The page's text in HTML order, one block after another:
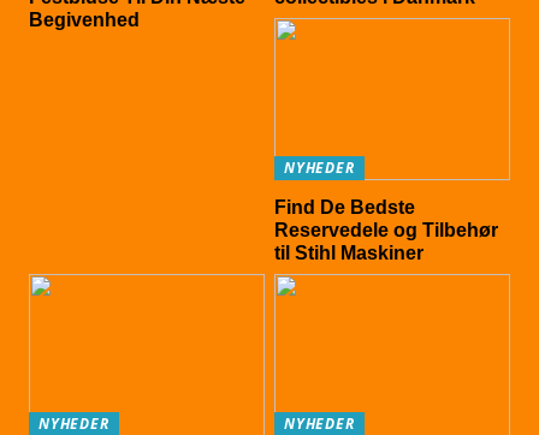
Begivenhed
NYHEDER
Find De Bedste
Reservedele og Tilbehør
til Stihl Maskiner
NYHEDER
NYHEDER